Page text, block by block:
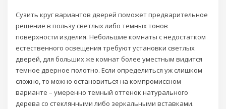
Сузить круг вариантов дверей поможет предварительное
решение в пользу светлых либо темных тонов
поверхности изделия. Небольшие комнаты с недостатком
естественного освещения требуют установки светлых
дверей, для больших же комнат более уместным видится
темное дверное полотно. Если определиться уж слишком
сложно, то можно остановиться на компромиссном
варианте – умеренно темный оттенок натурального
дерева со стеклянными либо зеркальными вставками.